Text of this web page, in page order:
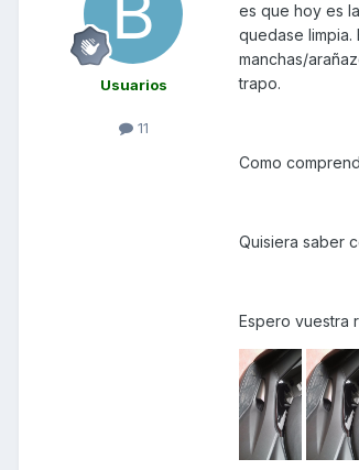
Usuarios
11
es que hoy es
quedase
manchas/
trapo.
Como
Quisiera saber
Espero vuestra